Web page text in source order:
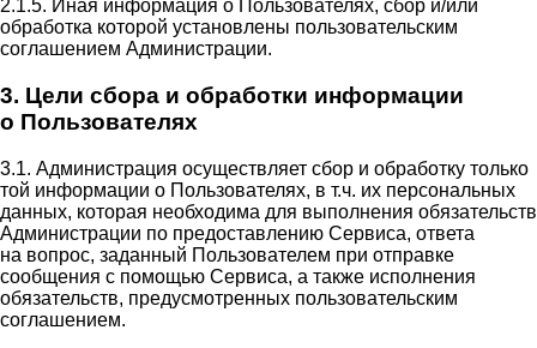
2.1.5. Иная информация о Пользователях, сбор и/или
обработка которой установлены пользовательским
соглашением Администрации.
3. Цели сбора и обработки информации
о Пользователях
3.1. Администрация осуществляет сбор и обработку только
той информации о Пользователях, в т.ч. их персональных
данных, которая необходима для выполнения обязательств
Администрации по предоставлению Сервиса, ответа
на вопрос, заданный Пользователем при отправке
сообщения с помощью Сервиса, а также исполнения
обязательств, предусмотренных пользовательским
соглашением.